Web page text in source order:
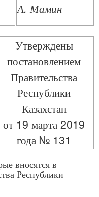
А. Мамин
Утверждены
постановлением
Правительства
Республики
Казахстан
от 19 марта 2019
года № 131
вносятся в
Республики